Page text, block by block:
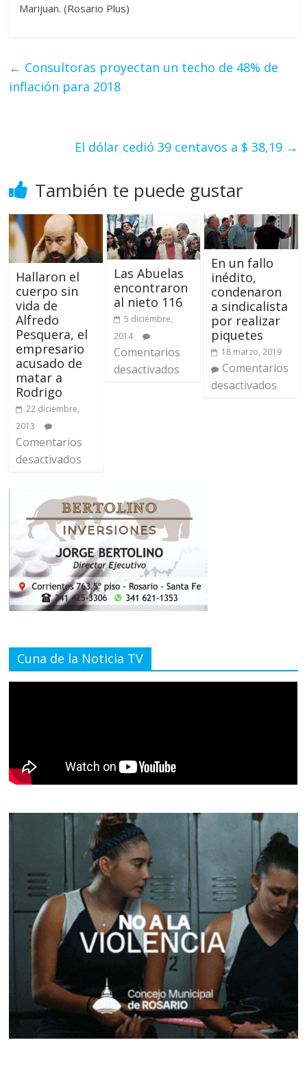
Marijuan. (Rosario Plus)
← Consultoras proyectan un techo de 48% de
inflación para 2018
El dólar cedió 39 centavos a $ 38,19 →
También te puede gustar
Hallaron el
cuerpo sin
vida de
Alfredo
Pesquera, el
empresario
acusado de
matar a
Rodrigo
22 diciembre,
2013
Comentarios
desactivados
Las Abuelas
encontraron
al nieto 116
5 diciembre,
2014
Comentarios
desactivados
En un fallo
inédito,
condenaron
a sindicalista
por realizar
piquetes
18 marzo, 2019
Comentarios
desactivados
Cuna de la Noticia TV